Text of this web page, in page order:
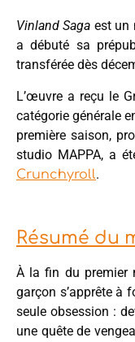
Vinland Saga est un
a débuté sa
transférée dès
L’œuvre a reçu le
catégorie générale
première saison,
studio MAPPA, a
Crunchyroll.
Résumé du
À la fin du premier
garçon s’apprête à
seule obsession :
une quête de